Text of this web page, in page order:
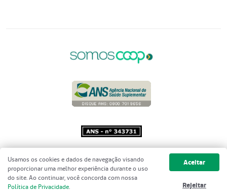
Copyright 2001 - 2026 Unimed do
Brasil - Todos os direitos reservados
Usamos os cookies e dados de navegação visando
proporcionar uma melhor experiência durante o uso
do site. Ao continuar, você concorda com nossa
Política de Privacidade.
Aceitar
Rejeitar